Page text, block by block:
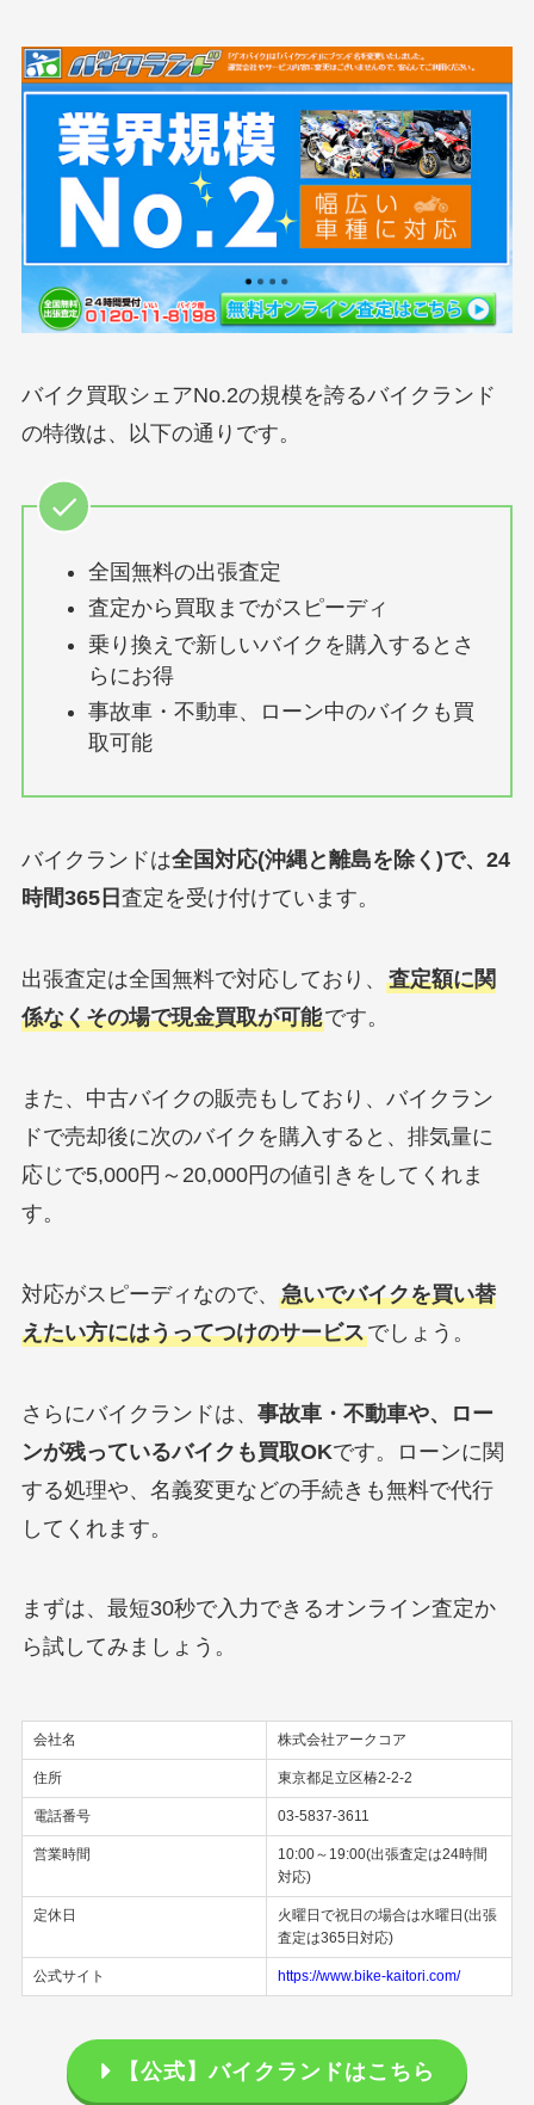
バイク買取シェアNo.2の規模を誇るバイクランド
の特徴は、以下の通りです。
全国無料の出張査定
査定から買取までがスピーディ
乗り換えで新しいバイクを購入するとさ
らにお得
事故車・不動車、ローン中のバイクも買
取可能
バイクランドは全国対応(沖縄と離島を除く)で、24
時間365日 査定を受け付けています。
出張査定は全国無料で対応しており、 査定額に関
係なくその場で現金買取が可能です。
また、中古バイクの販売もしており、バイクラン
ドで売却後に次のバイクを購入すると、排気量に
応じで5,000円～20,000円の値引きをしてくれま
す。
対応がスピーディなので、 急いでバイクを買い替
えたい方にはうってつけのサービスでしょう。
さらにバイクランドは、 事故車・不動車や、ロー
ンが残っているバイクも買取OKです。ローンに関
する処理や、名義変更などの手続きも無料で代行
してくれます。
まずは、最短30秒で入力できるオンライン査定か
ら試してみましょう。
会社名 株式会社アークコア
住所 東京都足立区椿2-2-2
電話番号 03-5837-3611
営業時間
10:00～19:00(出張査定は24時間
対応)
定休日
火曜日で祝日の場合は水曜日(出張
査定は365日対応)
公式サイト https://www.bike-kaitori.com/
【公式】バイクランドはこちら